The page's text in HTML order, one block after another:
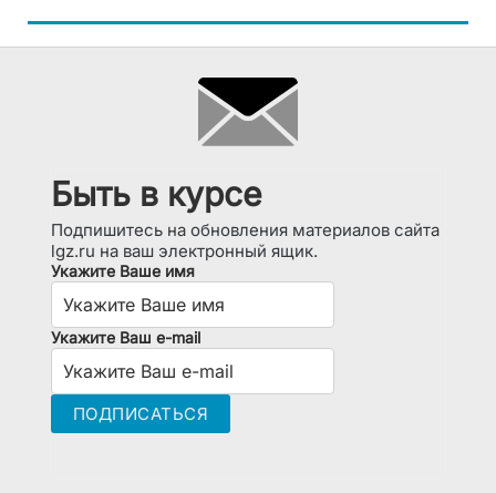
Быть в курсе
Подпишитесь на обновления материалов сайта
lgz.ru на ваш электронный ящик.
Укажите Ваше имя
Укажите Ваш e-mail